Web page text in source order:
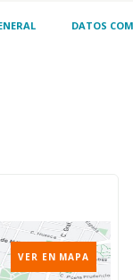
DATOS
VER EN MAPA